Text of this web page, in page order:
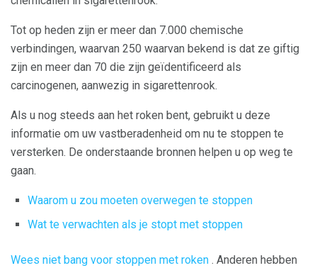
Tot op heden zijn er meer dan 7.000 chemische
verbindingen, waarvan 250 waarvan bekend is dat ze giftig
zijn en meer dan 70 die zijn geïdentificeerd als
carcinogenen, aanwezig in sigarettenrook.
Als u nog steeds aan het roken bent, gebruikt u deze
informatie om uw vastberadenheid om nu te stoppen te
versterken. De onderstaande bronnen helpen u op weg te
gaan.
Waarom u zou moeten overwegen te stoppen
Wat te verwachten als je stopt met stoppen
Wees niet bang voor stoppen met roken . Anderen hebben